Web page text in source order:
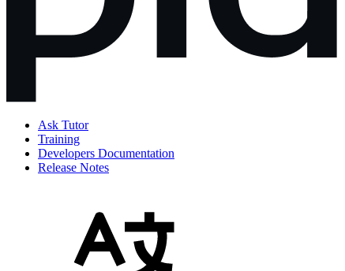
Ask Tutor
Training
Developers Documentation
Release Notes